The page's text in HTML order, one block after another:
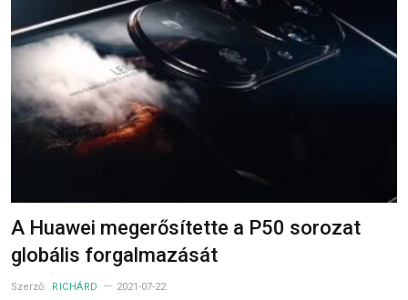
A Huawei megerősítette a P50 sorozat
globális forgalmazását
Szerző: RICHÁRD 2021-07-22